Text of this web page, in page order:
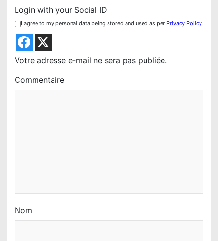
d
Login with your Social ID
I agree to my personal data being stored and used as per Privacy Policy
Votre adresse e-mail ne sera pas publiée.
Commentaire
Nom